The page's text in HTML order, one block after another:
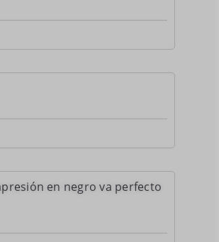
en negro va perfecto